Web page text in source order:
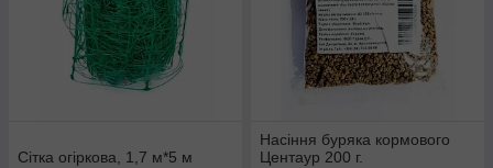
Сітка огіркова, 1,7 м*5 м
Насіння буряка кормового
Центаур 200 г.